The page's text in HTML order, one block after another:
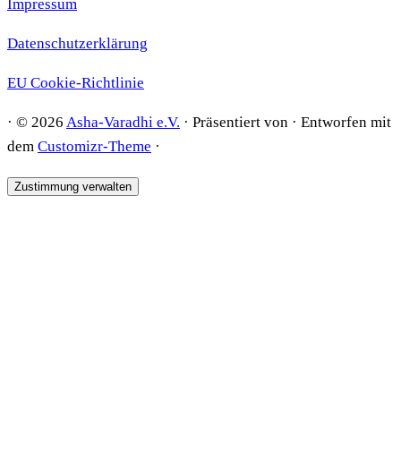
Impressum
Datenschutzerklärung
EU Cookie-Richtlinie
· © 2026 Asha-Varadhi e.V. · Präsentiert von · Entworfen mit
dem Customizr-Theme ·
Zustimmung verwalten